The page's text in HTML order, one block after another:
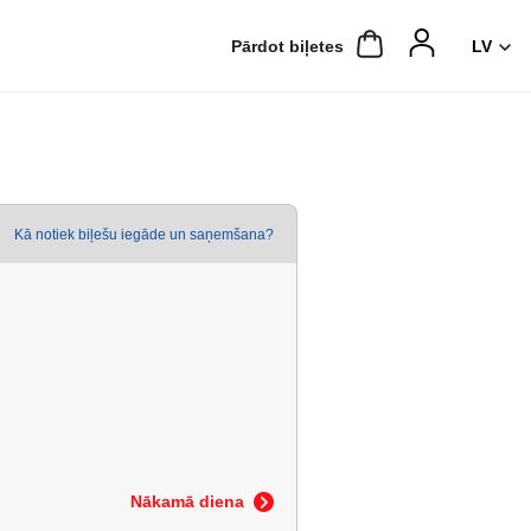
Pārdot biļetes
Kā notiek biļešu iegāde un saņemšana?
Nākamā diena